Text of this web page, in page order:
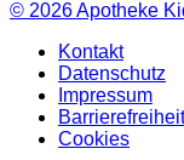
© 2026Apotheke
Kontakt
Datenschutz
Impressum
Barrierefreiheit
Cookies